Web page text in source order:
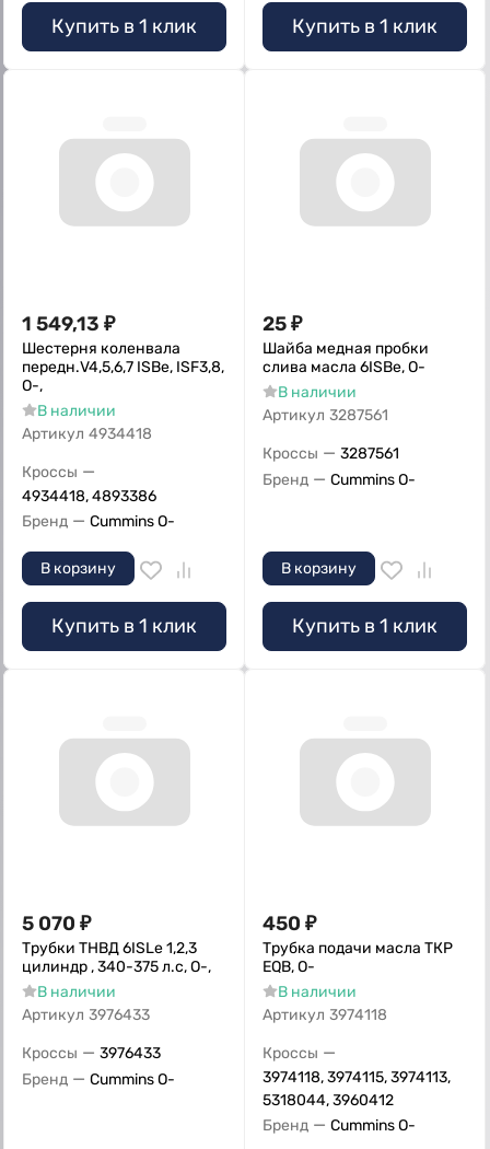
Купить в 1 клик Купить в 1 клик
1 549,13 ₽
Шестерня коленвала
передн.V4,5,6,7 ISBe, ISF3,8,
О-,
В наличии
Артикул 4934418
Кроссы —
4934418, 4893386
Бренд — Cummins O-
В корзину
Купить в 1 клик
25₽
Шайба медная пробки
слива масла 6ISBe, О-
В наличии
Артикул 3287561
Кроссы — 3287561
Бренд — Cummins O-
В корзину
Купить в 1 клик
5 070 ₽
Трубки ТНВД 6ISLe 1,2,3
цилиндр , 340-375 л.с, О-,
В наличии
Артикул 3976433
Кроссы — 3976433
Бренд — Cummins O-
450 ₽
Трубка подачи масла ТКР
EQB, О-
В наличии
Артикул 3974118
Кроссы —
3974118, 3974115, 3974113,
5318044, 3960412
Бренд — Cummins O-